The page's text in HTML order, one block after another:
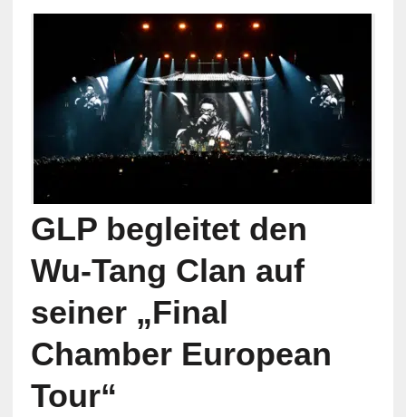
GLP begleitet den
Wu-Tang Clan auf
seiner „Final
Chamber European
Tour“